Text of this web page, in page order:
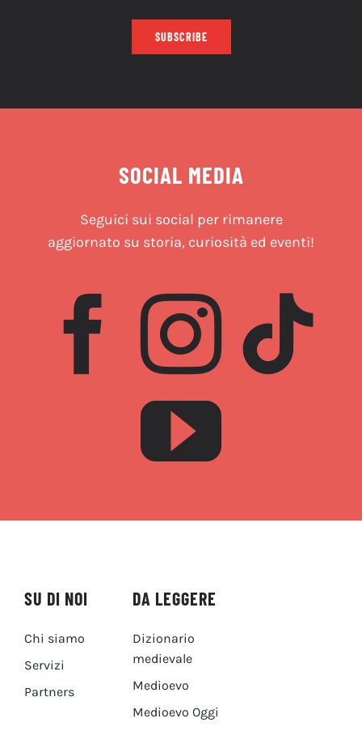
SUBSCRIBE
SOCIAL MEDIA
Seguici sui social per rimanere
aggiornato su storia, curiosità ed eventi!
SU DI NOI
Chi siamo
Servizi
Partners
DA LEGGERE
Dizionario
medievale
Medioevo
Medioevo Oggi